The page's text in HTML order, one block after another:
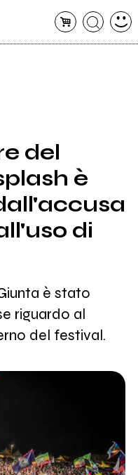
del
è
di
è stato
riguardo al
del festival.